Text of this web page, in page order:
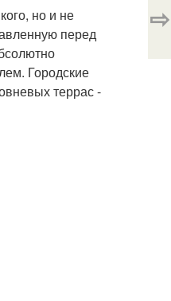
но и не
перед
Городские
террас -
⇨